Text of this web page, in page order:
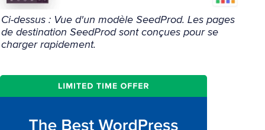
Ci-dessus : Vue d'un modèle SeedProd. Les pages
de destination SeedProd sont conçues pour se
charger rapidement.